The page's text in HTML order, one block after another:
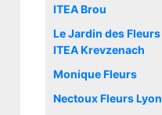
ITEA Brou
Le Jardin des Fleurs
ITEA Krevzenach
Monique Fleurs
Nectoux Fleurs Lyon